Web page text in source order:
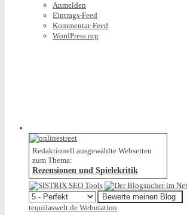
Anmelden
Eintrags-Feed
Kommentar-Feed
WordPress.org
Redaktionell ausgewählte Webseiten
zum Thema:
Rezensionen und Spielekritik
tequilaswelt.de Webutation